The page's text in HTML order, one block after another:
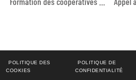
POLITIQUE DES
COOKIES
POLITIQUE DE
CONFIDENTIALITÉ